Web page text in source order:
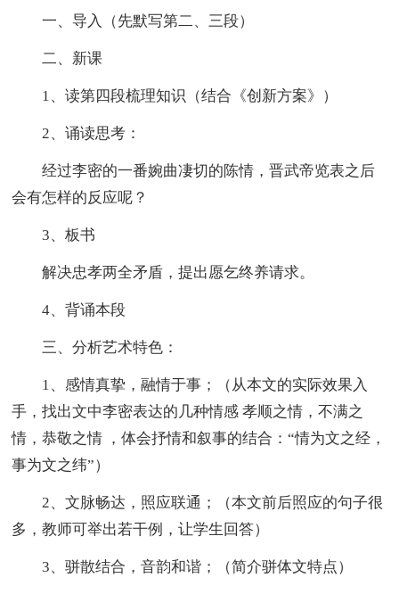
一、导入（先默写第二、三段）
二、新课
1、读第四段梳理知识（结合《创新方案》）
2、诵读思考：
经过李密的一番婉曲凄切的陈情，晋武帝览表之后
会有怎样的反应呢？
3、板书
解决忠孝两全矛盾，提出愿乞终养请求。
4、背诵本段
三、分析艺术特色：
1、感情真挚，融情于事；（从本文的实际效果入
手，找出文中李密表达的几种情感 孝顺之情，不满之
情，恭敬之情 ，体会抒情和叙事的结合：“情为文之经，
事为文之纬”）
2、文脉畅达，照应联通；（本文前后照应的句子很
多，教师可举出若干例，让学生回答）
3、骈散结合，音韵和谐；（简介骈体文特点）